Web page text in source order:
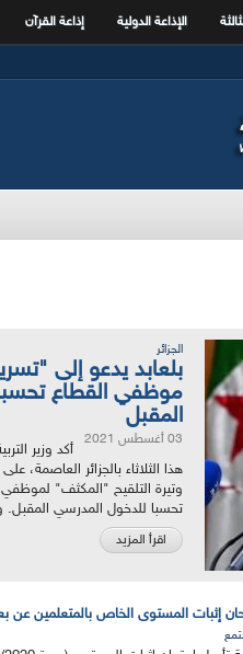
الإذاعة الدولية إذاعة القرآن
الجزائر
بلعابد يدعو إلى
موظفي القطاع
المقبل
03 أغسطس 2021
أكد وزير
هذا الثلاثاء بالجزائر العاصمة،
وتيرة التلقيح "المكثف" لموظفي
تحسبا للدخول المدرسي
اقرأ المزيد
إثبات المستوى الخاص بالمتعلمين عن